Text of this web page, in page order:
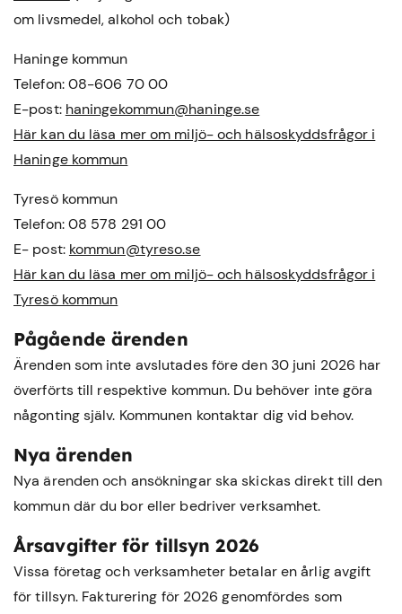
om livsmedel, alkohol och tobak)
Haninge kommun
Telefon: 08-606 70 00
E-post: haningekommun@haninge.se
Här kan du läsa mer om miljö- och hälsoskyddsfrågor i
Haninge kommun
Tyresö kommun
Telefon: 08 578 291 00
E- post: kommun@tyreso.se
Här kan du läsa mer om miljö- och hälsoskyddsfrågor i
Tyresö kommun
Pågående ärenden
Ärenden som inte avslutades före den 30 juni 2026 har
överförts till respektive kommun. Du behöver inte göra
någonting själv. Kommunen kontaktar dig vid behov.
Nya ärenden
Nya ärenden och ansökningar ska skickas direkt till den
kommun där du bor eller bedriver verksamhet.
Årsavgifter för tillsyn 2026
Vissa företag och verksamheter betalar en årlig avgift
för tillsyn. Fakturering för 2026 genomfördes som